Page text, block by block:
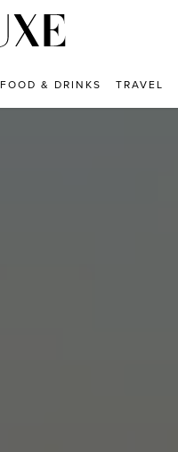
FOOD & DRINKS TRAVEL